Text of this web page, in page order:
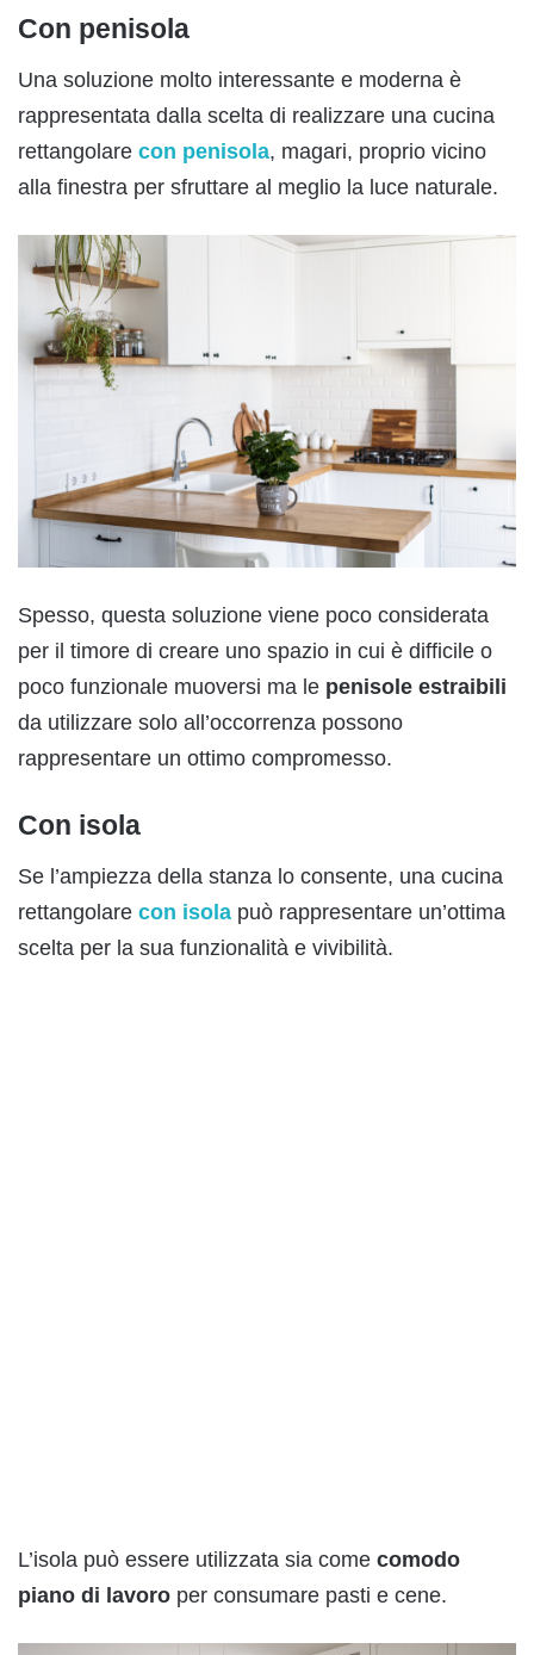
Con penisola
Una soluzione molto interessante e moderna è
rappresentata dalla scelta di realizzare una cucina
rettangolare con penisola, magari, proprio vicino
alla finestra per sfruttare al meglio la luce naturale.
Spesso, questa soluzione viene poco considerata
per il timore di creare uno spazio in cui è difficile o
poco funzionale muoversi ma le penisole estraibili
da utilizzare solo all’occorrenza possono
rappresentare un ottimo compromesso.
Con isola
Se l’ampiezza della stanza lo consente, una cucina
rettangolare con isola può rappresentare un’ottima
scelta per la sua funzionalità e vivibilità.
L’isola può essere utilizzata sia come comodo
piano di lavoro per consumare pasti e cene.